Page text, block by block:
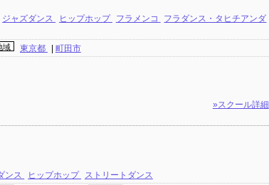
ジャズダンス ヒップホップ フラメンコ
フラダンス・タヒチアンダ
域 東京都 | 町田市
»スクール詳細
ンス ヒップホップ ストリートダンス